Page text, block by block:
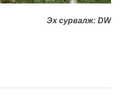
Эх сурвалж: DW